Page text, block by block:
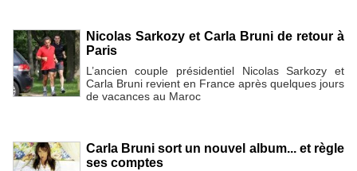
Nicolas Sarkozy et Carla Bruni de retour à
Paris
L’ancien couple présidentiel Nicolas Sarkozy et
Carla Bruni revient en France après quelques jours
de vacances au Maroc
Carla Bruni sort un nouvel album... et règle
ses comptes